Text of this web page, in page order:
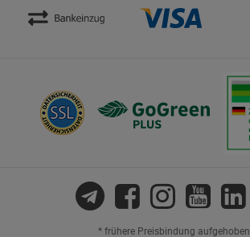
* frühere Preisbindung aufgehoben